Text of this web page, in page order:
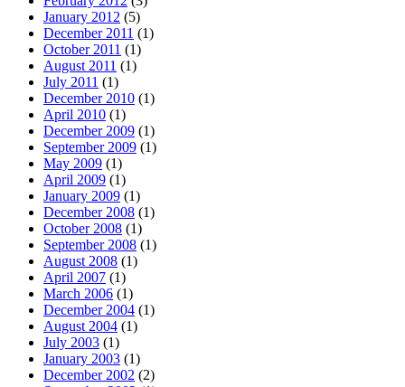
January 2012 (5)
December 2011 (1)
October 2011 (1)
August 2011 (1)
July 2011 (1)
December 2010 (1)
April 2010 (1)
December 2009 (1)
September 2009 (1)
May 2009 (1)
April 2009 (1)
January 2009 (1)
December 2008 (1)
October 2008 (1)
September 2008 (1)
August 2008 (1)
April 2007 (1)
March 2006 (1)
December 2004 (1)
August 2004 (1)
July 2003 (1)
January 2003 (1)
December 2002 (2)